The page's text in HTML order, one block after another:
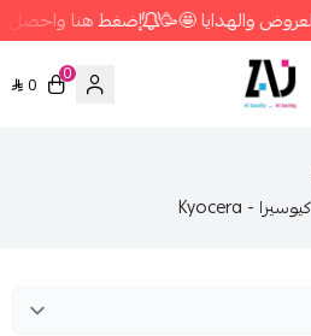
والهدايا 🤩🥳 إضغط هنا واحصل
متجر زاج ستور
0
0
كيوسيرا - Kyocera